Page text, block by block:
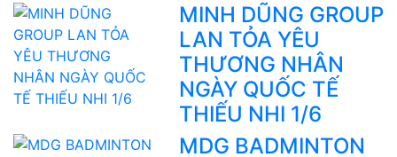
MINH DŨNG GROUP
LAN TỎA YÊU
THƯƠNG NHÂN
NGÀY QUỐC TẾ
THIẾU NHI 1/6
MDG BADMINTON